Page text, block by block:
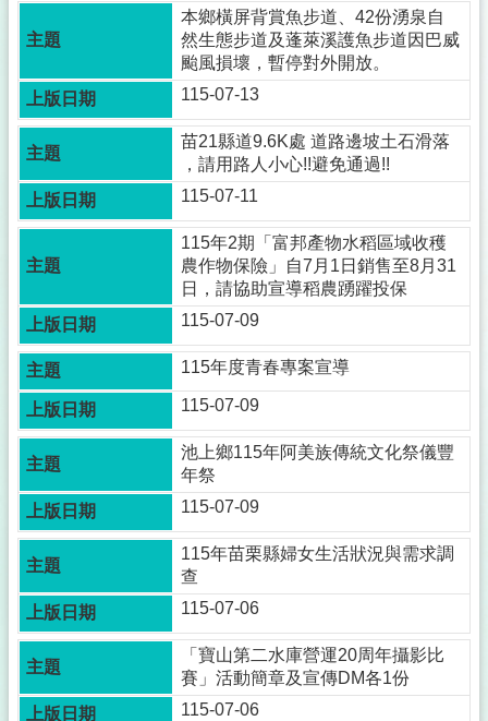
本鄉橫屏背賞魚步道、42份湧泉自
然生態步道及蓬萊溪護魚步道因巴威
颱風損壞，暫停對外開放。
115-07-13
苗21縣道9.6K處 道路邊坡土石滑落
，請用路人小心!!避免通過!!
115-07-11
115年2期「富邦產物水稻區域收穫
農作物保險」自7月1日銷售至8月31
日，請協助宣導稻農踴躍投保
115-07-09
115年度青春專案宣導
115-07-09
池上鄉115年阿美族傳統文化祭儀豐
年祭
115-07-09
115年苗栗縣婦女生活狀況與需求調
查
115-07-06
「寶山第二水庫營運20周年攝影比
賽」活動簡章及宣傳DM各1份
115-07-06